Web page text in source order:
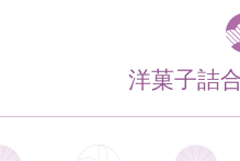
洋菓子詰